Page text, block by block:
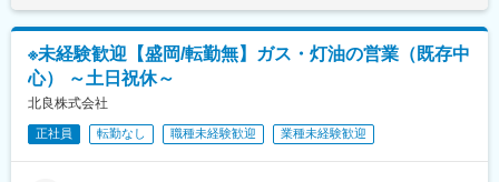
ない医療現場の安心安全や、医療従事者の負担軽減に大きく貢献
しています。
◆高いシェアを持つ製品：
調剤というニッチな分野で、業界トップクラスのシェアを誇る製
品が多数あります。寡占市場だからこそ、競合製品を使っている
顧客からいかにシェアを獲得するか試行錯誤する面白さがありま
す。
など）
- 市場調査・競合分析・製品ポジショニングの検討
- 社内外向けプレゼンテーション・セミナーの企画運営
■入社後の流れ：
営業担当に同行し、商品知識や仕事の流れから覚えていただきま
す。その後、徐々に営業企画に関する業務を担当いただきます。
※未経験歓迎【盛岡/転勤無】ガス・灯油の営業（既存中
心） ～土日祝休～
北良株式会社
正社員 転勤なし 職種未経験歓迎 業種未経験歓迎